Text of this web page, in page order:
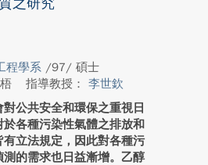
程學系 /97/ 碩士
指導教授： 李世欽
對公共安全和環保之重視日
於各種污染性氣體之排放和
有立法規定，因此對各種污
測的需求也日益漸增。乙醇